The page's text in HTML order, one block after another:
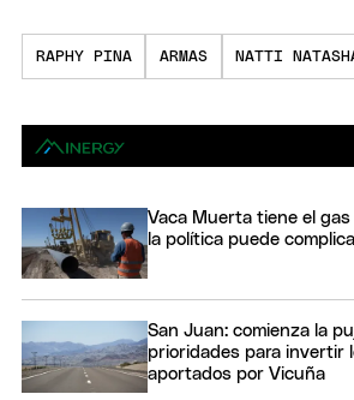
RAPHY PINA ARMAS NATTI
Vaca Muerta tiene el gas
la política puede
San Juan: comienza la
prioridades para invertir
aportados por Vicuña